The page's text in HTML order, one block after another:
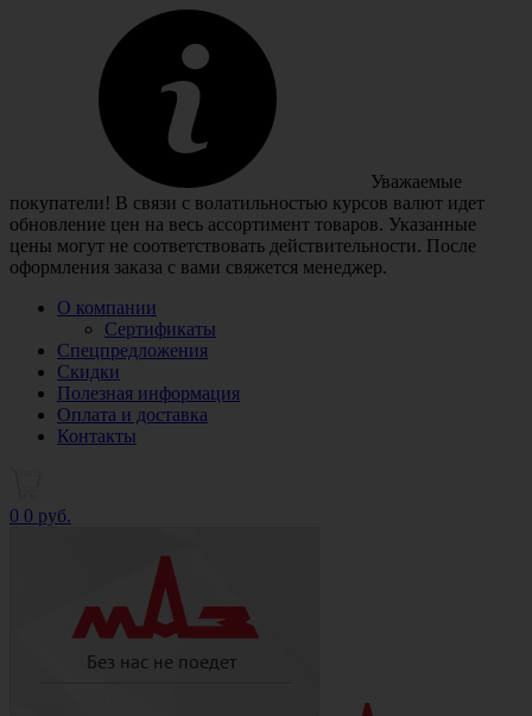
Уважаемые
покупатели! В связи с волатильностью курсов валют идет
обновление цен на весь ассортимент товаров. Указанные
цены могут не соответствовать действительности. После
оформления заказа с вами свяжется менеджер.
О компании
Сертификаты
Спецпредложения
Скидки
Полезная информация
Оплата и доставка
Контакты
0 0 руб.